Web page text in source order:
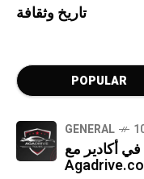
تاريخ وثقافة
POPULAR
GENERAL
أكادير مع